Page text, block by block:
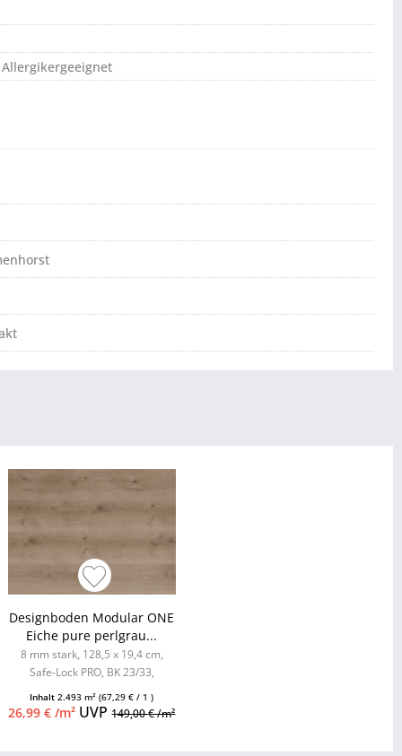
Designboden Modular ONE
Eiche pure perlgrau...
8 mm stark, 128,5 x 19,4 cm,
Safe-Lock PRO, BK 23/33,
umlaufende Minifase, inkl. Kork...
Inhalt2.493 m²(67,29 € / 1 )
26,99 € /m² UVP149,00 € /m²